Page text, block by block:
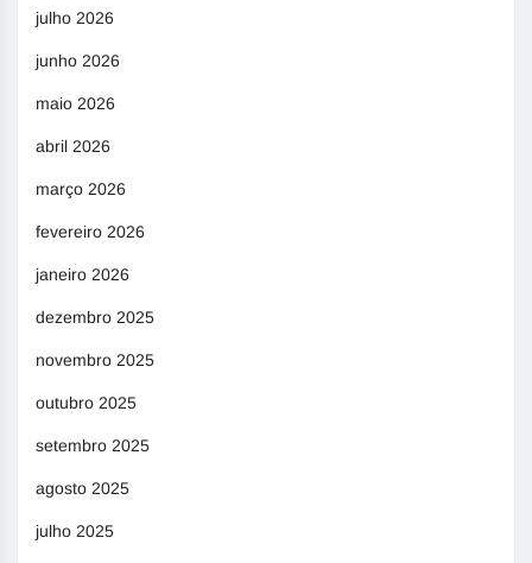
julho 2026
junho 2026
maio 2026
abril 2026
março 2026
fevereiro 2026
janeiro 2026
dezembro 2025
novembro 2025
outubro 2025
setembro 2025
agosto 2025
julho 2025